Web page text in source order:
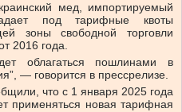
мед, импортируемый
под тарифные квоты
зоны свободной торговли
2016 года.
облагаться пошлинами в
— говорится в прессрелизе.
что с 1 января 2025 года
применяться новая тарифная